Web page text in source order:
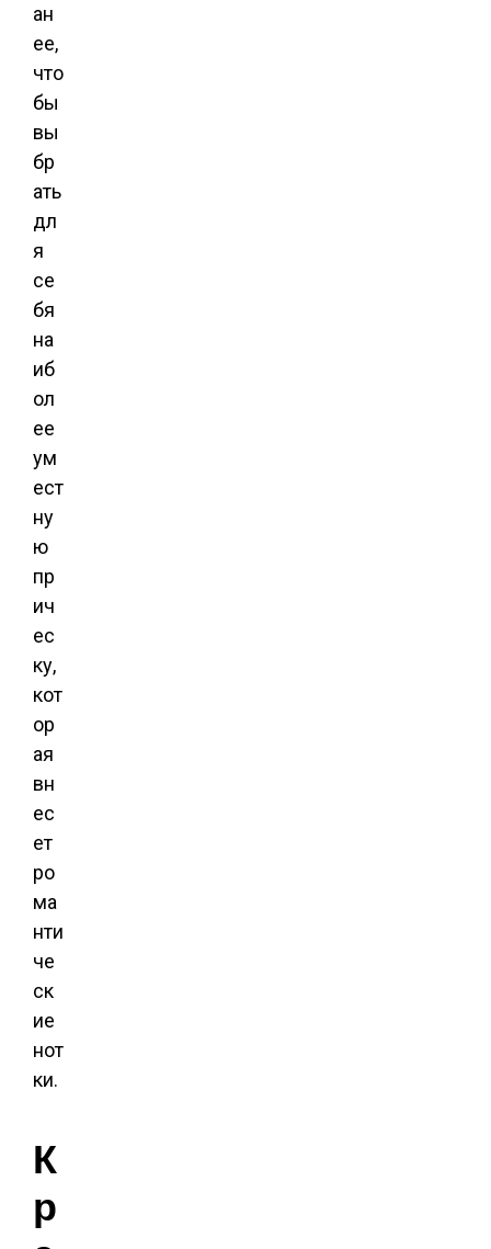
ан
ее,
что
бы
вы
бр
ать
дл
я
се
бя
на
иб
ол
ее
ум
ест
ну
ю
пр
ич
ес
ку,
кот
ор
ая
вн
ес
ет
ро
ма
нти
че
ск
ие
нот
ки.
К
р